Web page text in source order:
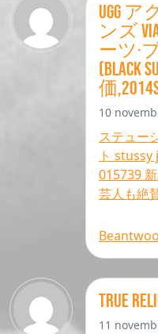
UGG
ンズ
ーツ·
価
10
ステュー
ト stussy
015739
芸人も絶
true
11